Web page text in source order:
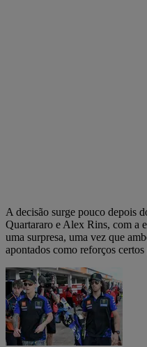
A decisão surge pouco depois
Quartararo e Alex Rins, com a
uma surpresa, uma vez que
apontados como reforços